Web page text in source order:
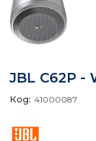
JBL C62P -
Код: 41000087